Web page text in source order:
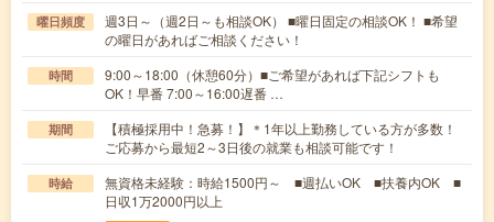
曜日頻度
週3日～（週2日～も相談OK） ■曜日固定の相談OK！ ■希望
の曜日があればご相談ください！
時間
9:00～18:00（休憩60分）■ご希望があれば下記シフトも
OK！早番 7:00～16:00遅番 …
期間
【積極採用中！急募！】＊1年以上勤務している方が多数！
ご応募から最短2～3日後の就業も相談可能です！
時給
無資格未経験：時給1500円～ ■週払いOK ■扶養内OK ■
日収1万2000円以上